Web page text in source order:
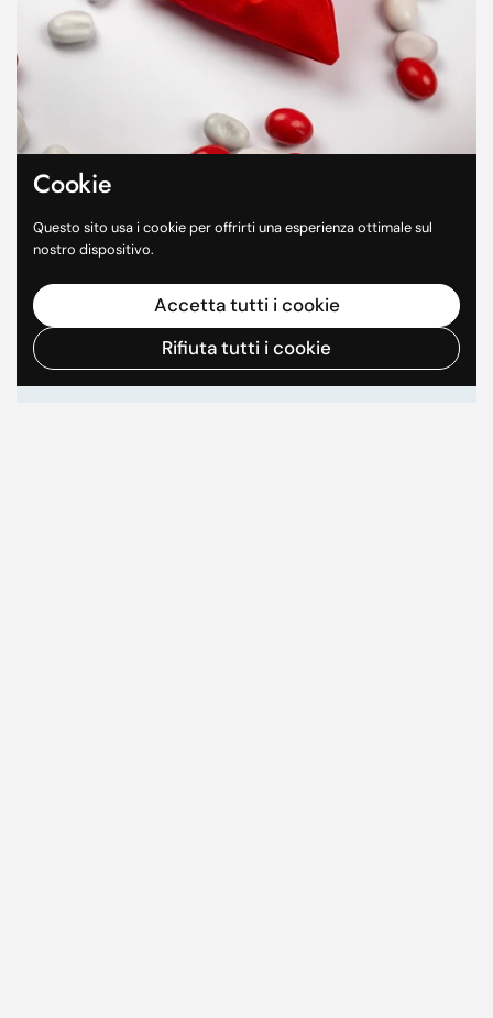
Festeggia con dolcezza
Eventi Speciali
Dai compleanni alle lauree, fino agli anniversari: scopri
i confetti perfetti per ogni evento, in tanti colori,
gusti e confezioni eleganti.
Cookie
Questo sito usa i cookie per offrirti una esperienza ottimale sul
nostro dispositivo.
Accetta tutti i cookie
Rifiuta tutti i cookie